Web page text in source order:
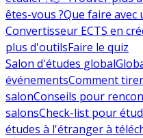
êtes-vous ?Que faire avec
Convertisseur ECTS en
plus d'outilsFaire le quiz
Salon d'études global
événementsComment
salonConseils pour
salonsCheck-list pour
études à l'étranger à